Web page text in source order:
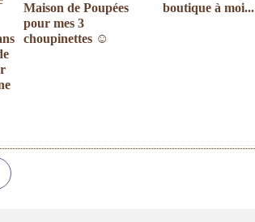
Maison de Poupées
pour mes 3
choupinettes ☺
boutique à moi...